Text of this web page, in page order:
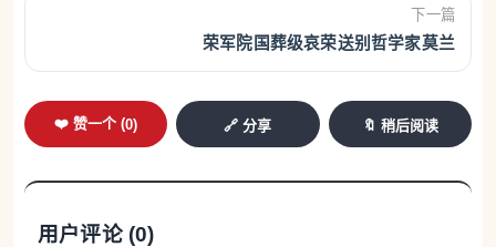
下一篇
荣军院国葬级哀荣送别哲学家莫兰
❤️ 赞一个 (0) 🔗 分享 🔖 稍后阅读
用户评论 (0)